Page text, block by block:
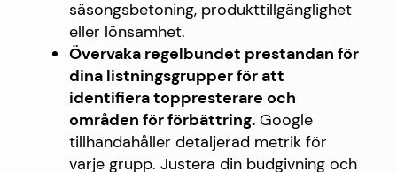
säsongsbetoning, produkttillgänglighet
eller lönsamhet.
Övervaka regelbundet prestandan för
dina listningsgrupper för att
identifiera toppresterare och
områden för förbättring. Google
tillhandahåller detaljerad metrik för
varje grupp. Justera din budgivning och